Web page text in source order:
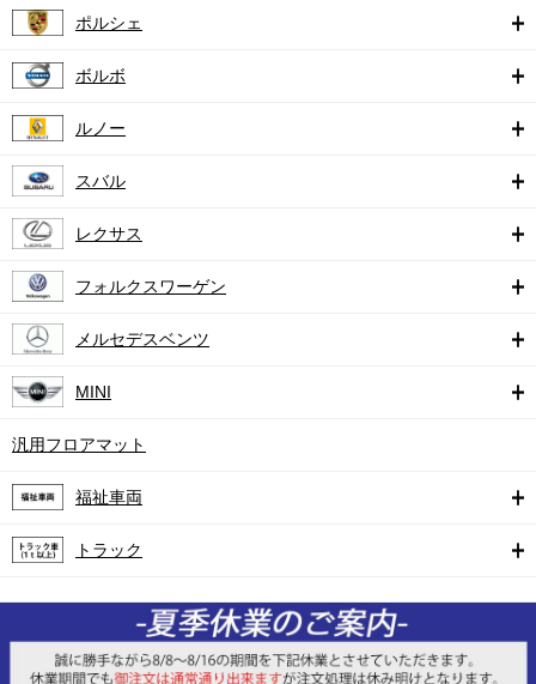
ポルシェ
ボルボ
ルノー
スバル
レクサス
フォルクスワーゲン
メルセデスベンツ
MINI
汎用フロアマット
福祉車両
トラック